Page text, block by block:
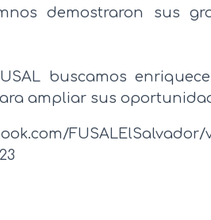
demostraron sus
buscamos
ampliar sus
FUSALElSalvador/